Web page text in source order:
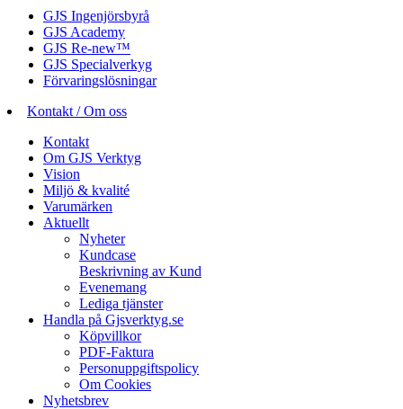
GJS Ingenjörsbyrå
GJS Academy
GJS Re-new™
GJS Specialverkyg
Förvaringslösningar
Kontakt / Om oss
Kontakt
Om GJS Verktyg
Vision
Miljö & kvalité
Varumärken
Aktuellt
Nyheter
Kundcase
Beskrivning av Kund
Evenemang
Lediga tjänster
Handla på Gjsverktyg.se
Köpvillkor
PDF-Faktura
Personuppgiftspolicy
Om Cookies
Nyhetsbrev